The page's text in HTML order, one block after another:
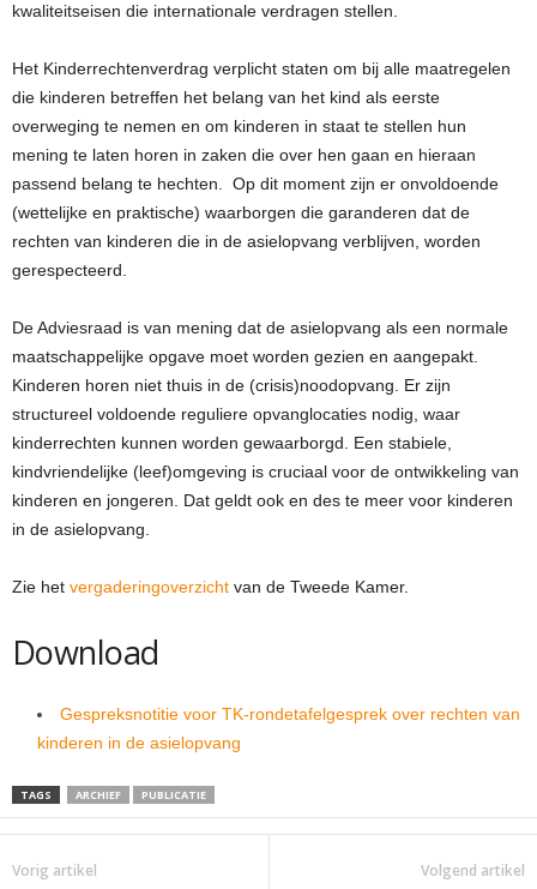
kwaliteitseisen die internationale verdragen stellen.
Het Kinderrechtenverdrag verplicht staten om bij alle maatregelen
die kinderen betreffen het belang van het kind als eerste
overweging te nemen en om kinderen in staat te stellen hun
mening te laten horen in zaken die over hen gaan en hieraan
passend belang te hechten. Op dit moment zijn er onvoldoende
(wettelijke en praktische) waarborgen die garanderen dat de
rechten van kinderen die in de asielopvang verblijven, worden
gerespecteerd.
De Adviesraad is van mening dat de asielopvang als een normale
maatschappelijke opgave moet worden gezien en aangepakt.
Kinderen horen niet thuis in de (crisis)noodopvang. Er zijn
structureel voldoende reguliere opvanglocaties nodig, waar
kinderrechten kunnen worden gewaarborgd. Een stabiele,
kindvriendelijke (leef)omgeving is cruciaal voor de ontwikkeling van
kinderen en jongeren. Dat geldt ook en des te meer voor kinderen
in de asielopvang.
Zie het vergaderingoverzicht van de Tweede Kamer.
Download
Gespreksnotitie voor TK-rondetafelgesprek over rechten van
kinderen in de asielopvang
TAGS ARCHIEF PUBLICATIE
Vorig artikel Volgend artikel